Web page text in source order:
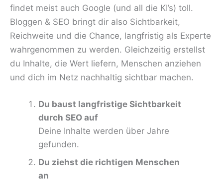
findet meist auch Google (und all die KI’s) toll.
Bloggen & SEO bringt dir also Sichtbarkeit,
Reichweite und die Chance, langfristig als Experte
wahrgenommen zu werden. Gleichzeitig erstellst
du Inhalte, die Wert liefern, Menschen anziehen
und dich im Netz nachhaltig sichtbar machen.
Du baust langfristige Sichtbarkeit
durch SEO auf
Deine Inhalte werden über Jahre
gefunden.
Du ziehst die richtigen Menschen
an